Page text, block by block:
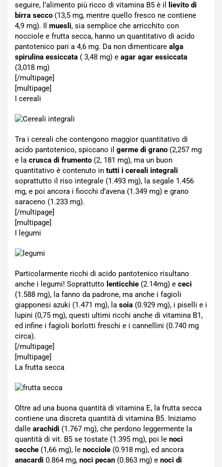
seguire, l’alimento più ricco di vitamina B5 è il
lievito di
birra secco (13,5 mg, mentre quello fresco ne contiene
4,9 mg). Il muesli, sia semplice che arricchito con
nocciole e frutta secca, hanno un quantitativo di acido
pantotenico pari a 4,6 mg. Da non dimenticare alga
spirulina essiccata ( 3,48 mg) e agar agar essiccata
(3,018 mg)
[/multipage]
[multipage]
I cereali
Tra i cereali che contengono maggior quantitativo di
acido pantotenico, spiccano il germe di grano (2,257 mg
e la crusca di frumento (2, 181 mg), ma un buon
quantitativo è contenuto in tutti i cereali integrali
soprattutto il riso integrale (1.493 mg), la segale 1.456
mg, e poi ancora i fiocchi d’avena (1.349 mg) e grano
saraceno (1.233 mg).
[/multipage]
[multipage]
I legumi
Particolarmente ricchi di acido pantotenico risultano
anche i legumi! Soprattutto lenticchie (2.14mg) e ceci
(1.588 mg), la fanno da padrone, ma anche i fagioli
giapponesi azuki (1.471 mg), la soia (0.929 mg), i piselli e i
lupini (0,75 mg), questi ultimi ricchi anche di vitamina B1,
ed infine i fagioli borlotti freschi e i cannellini (0.740 mg
circa).
[/multipage]
[multipage]
La frutta secca
Oltre ad una buona quantità di vitamina E, la frutta secca
contiene una discreta quantità di vitamina B5. Iniziamo
dalle arachidi (1.767 mg), che perdono leggermente la
quantità di vit. B5 se tostate (1.395 mg), poi le noci
secche (1,66 mg), le nocciole (0.918 mg), ed ancora
anacardi 0.864 mg, noci pecan (0.863 mg) e noci di